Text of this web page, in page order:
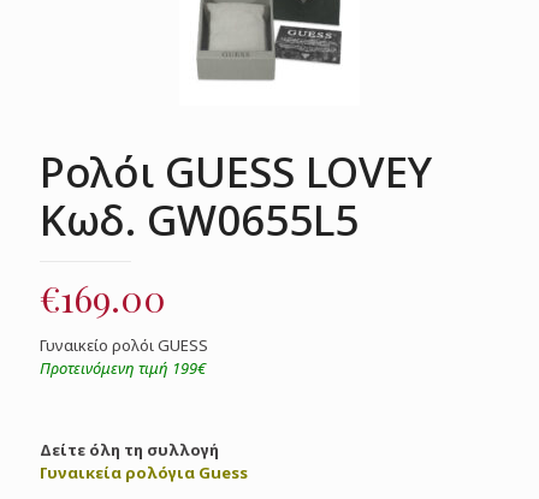
Ρολόι GUESS LOVEY
Κωδ. GW0655L5
€169.00
Γυναικείο ρολόι GUESS
Προτεινόμενη τιμή 199€
Δείτε όλη τη συλλογή
Γυναικεία ρολόγια Guess